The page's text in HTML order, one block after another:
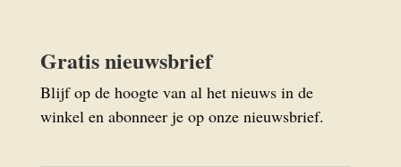
Gratis nieuwsbrief
Blijf op de hoogte van al het nieuws in de
winkel en abonneer je op onze nieuwsbrief.